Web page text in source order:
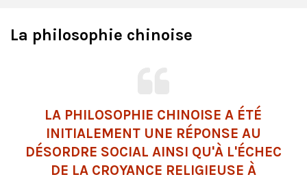
La philosophie chinoise
LA PHILOSOPHIE CHINOISE A ÉTÉ
INITIALEMENT UNE RÉPONSE AU
DÉSORDRE SOCIAL AINSI QU'À L'ÉCHEC
DE LA CROYANCE RELIGIEUSE À